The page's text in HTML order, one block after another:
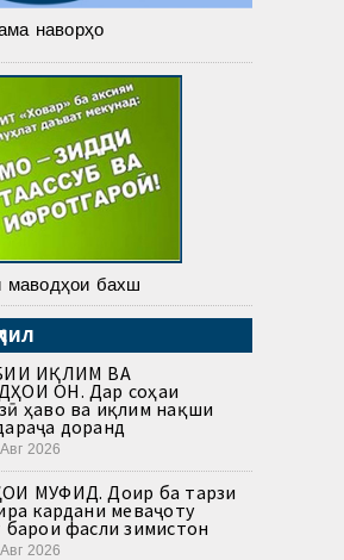
наворҳо
маводҳои бахш
ИҚЛИМ ВА
ОН. Дар соҳаи
ҳаво ва иқлим нақши
доранд
2026
МУФИД. Доир ба тарзи
кардани меваҷоту
барои фасли зимистон
2026